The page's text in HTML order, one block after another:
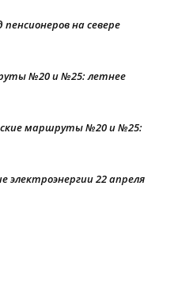
на севере
№20 и №25: летнее
маршруты №20 и №25:
электроэнергии 22 апреля